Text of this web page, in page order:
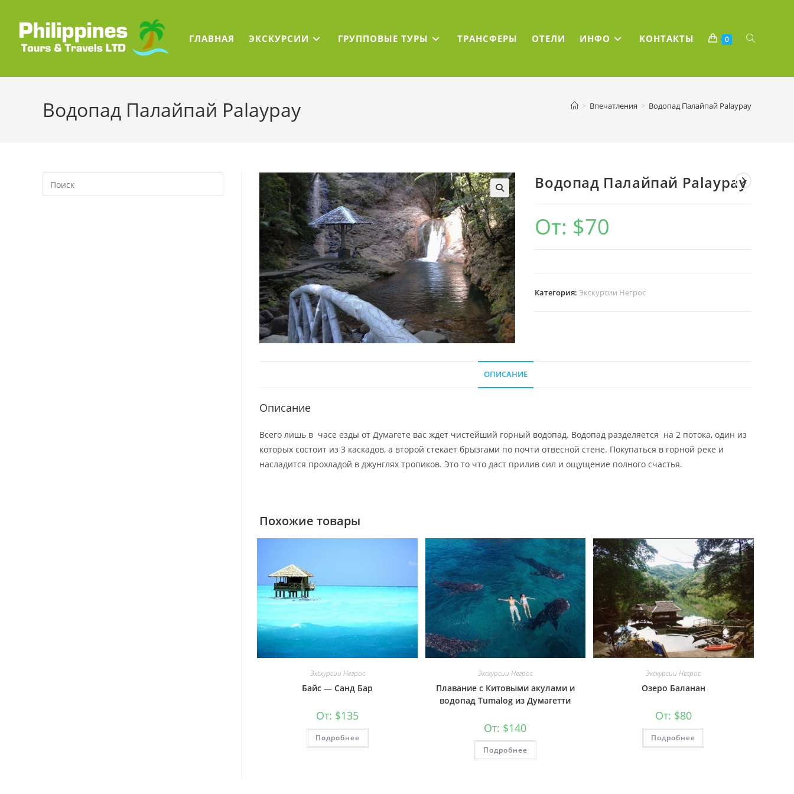
содержимому
ГЛАВНАЯ ЭКСКУРСИИ ГРУППОВЫЕ ТУРЫ ТРАНСФЕРЫ ОТЕЛИ ИНФО КОНТАКТЫ 0
ПОИСК
Водопад Палайпай Palaypay > Впечатления > Водопад Палайпай Palaypay
Водопад Палайпай Palaypay
От: $70
Категория:Экскурсии Негрос
ОПИСАНИЕ
Описание
Всего лишь в часе езды от Думагете вас ждет чистейший горный водопад. Водопад разделяется на 2 потока, один из
которых состоит из 3 каскадов, а второй стекает брызгами по почти отвесной стене. Покупаться в горной реке и
насладится прохладой в джунглях тропиков. Это то что даст прилив сил и ощущение полного счастья.
Похожие товары
Экскурсии Негрос
Байс — Санд Бар
От: $135
Подробнее
Экскурсии Негрос
Плавание с Китовыми акулами и
водопад Tumalog из Думагетти
От: $140
Подробнее
Экскурсии Негрос
Озеро Баланан
От: $80
Подробнее